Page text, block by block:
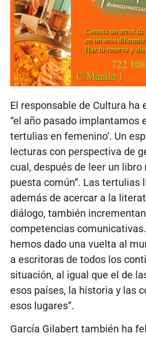
El responsable de Cultura ha
“el año pasado implantamos
tertulias en femenino’. Un
lecturas con perspectiva de
cual, después de leer un
puesta común”. Las tertulias
además de acercar a la
diálogo, también
competencias
hemos dado una vuelta al
a escritoras de todos los
situación, al igual que el de
esos países, la historia y las
esos lugares”.
García Gilabert también ha